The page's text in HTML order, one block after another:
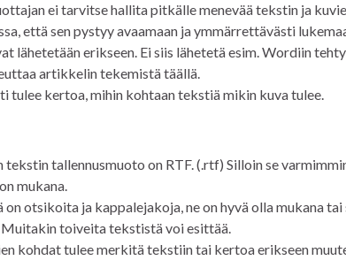
ei tarvitse hallita pitkälle menevää tekstin ja
että sen pystyy avaamaan ja ymmärrettävästi
lähetetään erikseen. Ei siis lähetetä esim. Wordiin
artikkelin tekemistä täällä.
tulee kertoa, mihin kohtaan tekstiä mikin kuva tulee.
tekstin tallennusmuoto on RTF. (.rtf) Silloin se
mukana.
on otsikoita ja kappalejakoja, ne on hyvä olla mukana
Muitakin toiveita tekstistä voi esittää.
kohdat tulee merkitä tekstiin tai kertoa erikseen